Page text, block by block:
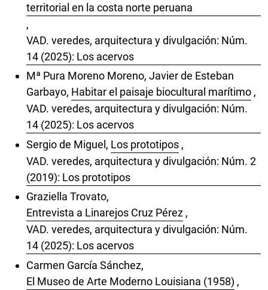
territorial en la costa norte peruana
,
VAD. veredes, arquitectura y divulgación: Núm.
14 (2025): Los acervos
Mª Pura Moreno Moreno, Javier de Esteban
Garbayo, Habitar el paisaje biocultural marítimo ,
VAD. veredes, arquitectura y divulgación: Núm.
14 (2025): Los acervos
Sergio de Miguel, Los prototipos ,
VAD. veredes, arquitectura y divulgación: Núm. 2
(2019): Los prototipos
Graziella Trovato,
Entrevista a Linarejos Cruz Pérez ,
VAD. veredes, arquitectura y divulgación: Núm.
14 (2025): Los acervos
Carmen García Sánchez,
El Museo de Arte Moderno Louisiana (1958) ,